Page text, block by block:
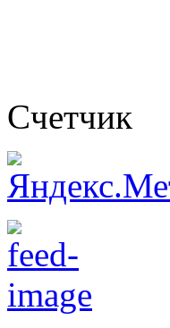
Cчетчик